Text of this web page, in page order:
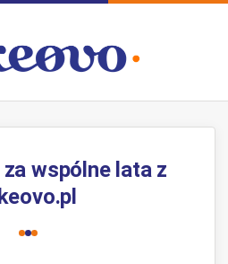
wspólne lata z